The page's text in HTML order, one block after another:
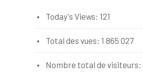
Today's Views: 121
Total des vues: 1 865 027
Nombre total de visiteurs: